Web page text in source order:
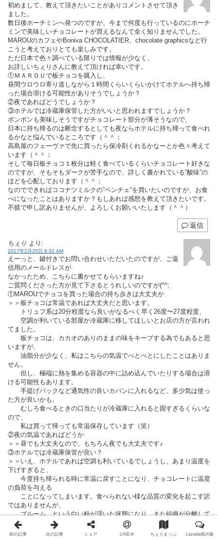
初めまして、教えて頂きたいことがありコメントさせて頂き
ました。
数日後ホーチミンへ発つのですが、今まで何度も行っているのにホーチ
ミンで美味しいチョコレートが買えるなんて全く知りませんでした。
MAROUのカフェやBoniva CHOCOLATIER、chocolate graphicsなど行
こうと考えておりとても楽しみです。
ただ日本で色々調べている限りでは情報が少なく、
お詳しいちぇりさんに教えて頂ければ幸いです。
①ＭＡＲＯＵで板チョコを購入し、
昼間ウロウロ寄り道しながら１時間くらいくらいかけてホテルへ持ち帰
った場合溶ける可能性がありそうでしょうか？
②夜であればどうでしょうか？
③ホテルでは冷蔵庫保管した方がいいと思われますでしょうか？
ボンボンも美味しそうですがチョコレート部分が薄そうなので、
日本に持ち帰るのは断念するとしても夜ならホテルに持ち帰って食べれ
るかなと悩んでいるところです（＾＾；
高島屋のフェーヴァで先に買ったら保冷剤くれるかなーとか色々考えて
います（＾＾；
そして毎日板チョコ１枚分は軽く食べているくらいチョコレート好きな
のですが、そもそもダークが苦手なので、詳しく書かれている”酸味”の
ほどを心配しております（＾＾；
なのでできればココナツミルクの”ベンチェ”を買いたいのですが、お食
べになったことはありますか？もしあれば感想を教えて頂きたいです。
不躾で申し訳ありませんが、よろしくお願いいたします（＾＾）
返信
ちぇり より:
2017年2月25日 8:32 AM
えーっと、鍵付きでお問い合わせいただいたのですが、ご返
信用のメールドレスが
なかったため、こちらに書かせてもらいますね♪
ご質問くださった方が見て下さるとうれしいのですが(^^;
①MAROUでチョコを買った場合の持ち歩きは大丈夫か
＞＞板チョコは常温であれば大丈夫だと思います。
トリュフ系は20分程度なら良いがなるべく早く26度〜27度程度、
空調が利いている部屋か冷蔵庫に移してほしいとお店の方が言われ
てました。
板チョコは、カカオのありのままの味をキープする為でもあると思
いますが、
油脂分が少なく、私はこちらの気温でべとべとにしたことはありま
せん。
但し、極端に熱を集める容器の中に詰め込んでいたりする場合は溶
ける可能性もあります。
手提げバックなど通気性の良いカバンに入れるなど、多少気は使っ
た方が良いかも。
むしろ食べるときの口当たりが冷蔵庫に入れると固すぎるくらいな
ので、
私は買って帰っても常温保存しています（笑）
②夜の気温であればどうか
＞＞昼でも大丈夫なので、もちろん夜でも大丈夫です♪
③ホテルでは冷蔵庫保管が良い？
＞＞いえ、ホテルであれば空調も利いているでしょうし、あまり温度を
下げすぎると、
今度持ち帰られる時に常温に戻すことになり、チョコレートに温度
の負荷を与える
ことになってしまいます。食べられない様な品質の変化を起こす訳
ではありませんが、
ブルーム、という白い粉が浮いた状態になり、また組織が分離して
口当たりが悪く
なる可能性が。MAROUは油脂が少ないのに滑らかで且つ引き際の
前の記事 次の記事 シェア LINE＠ ちぇりまっぷ Lazada掲示板